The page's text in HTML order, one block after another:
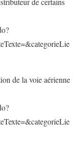
de la voie aérienne